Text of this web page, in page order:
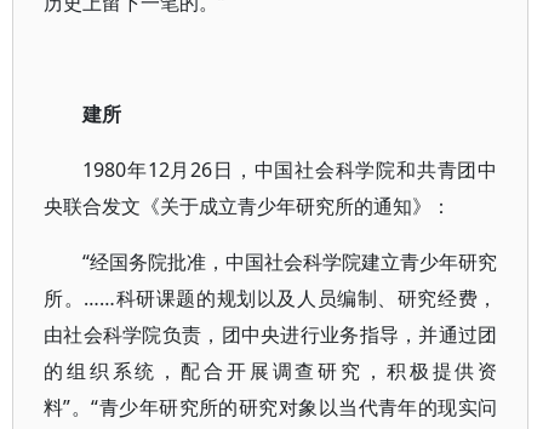
建所
1980年12月26日，中国社会科学院和共青团中
央联合发文《关于成立青少年研究所的通知》：
“经国务院批准，中国社会科学院建立青少年研究
所。……科研课题的规划以及人员编制、研究经费，
由社会科学院负责，团中央进行业务指导，并通过团
的组织系统，配合开展调查研究，积极提供资
料”。“青少年研究所的研究对象以当代青年的现实问